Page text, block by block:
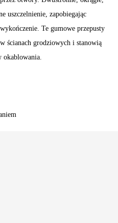
uszczelnienie, zapobiegając
Te gumowe przepusty
ścianach grodziowych i stanowią
okablowania.